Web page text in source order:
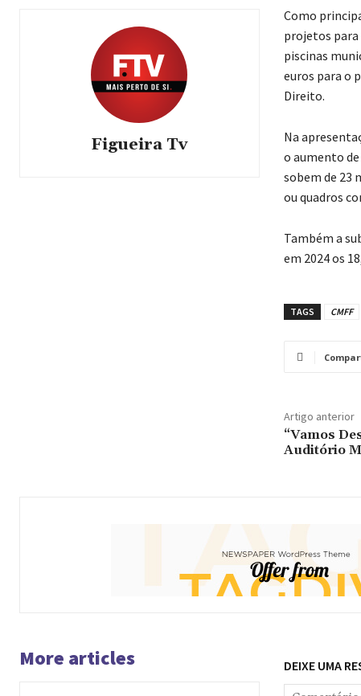
Figueira Tv
Como
projetos para
piscinas
euros para o
Direito.
Na
o aumento
sobem de 23
ou quadros
Também a
em 2024 os
TAGS CMFF
Artigo anterior
“Vamos
Auditório
More articles DEIXE UMA